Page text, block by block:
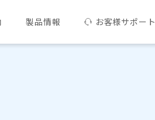
製品情報 お客様サポート